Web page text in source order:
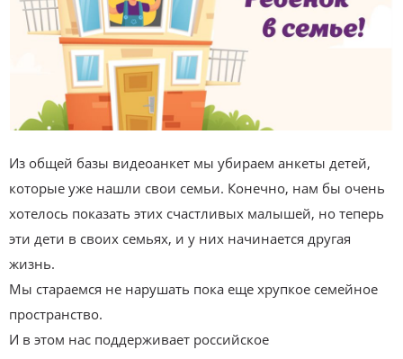
Из общей базы видеоанкет мы убираем анкеты детей,
которые уже нашли свои семьи. Конечно, нам бы очень
хотелось показать этих счастливых малышей, но теперь
эти дети в своих семьях, и у них начинается другая
жизнь.
Мы стараемся не нарушать пока еще хрупкое семейное
пространство.
И в этом нас поддерживает российское